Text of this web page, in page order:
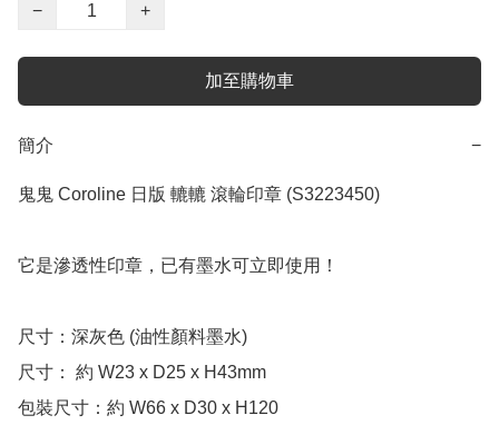
−
+
加至購物車
簡介 −
鬼鬼 Coroline 日版 轆轆 滾輪印章 (S3223450)
它是滲透性印章，已有墨水可立即使用！
尺寸：深灰色 (油性顏料墨水)
尺寸： 約 W23 x D25 x H43mm
包裝尺寸：約 W66 x D30 x H120